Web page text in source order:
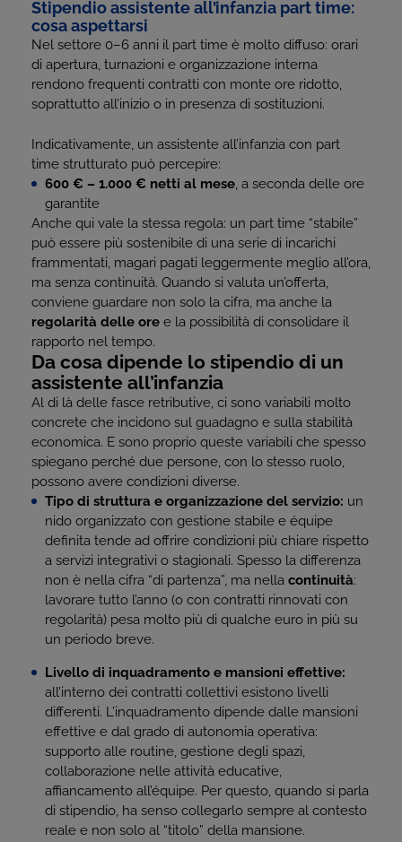
Stipendio assistente all’infanzia part time:
cosa aspettarsi
Nel settore 0–6 anni il part time è molto diffuso: orari
di apertura, turnazioni e organizzazione interna
rendono frequenti contratti con monte ore ridotto,
soprattutto all’inizio o in presenza di sostituzioni.
Indicativamente, un assistente all’infanzia con part
time strutturato può percepire:
600 € – 1.000 € netti al mese, a seconda delle ore
garantite
Anche qui vale la stessa regola: un part time “stabile”
può essere più sostenibile di una serie di incarichi
frammentati, magari pagati leggermente meglio all’ora,
ma senza continuità. Quando si valuta un’offerta,
conviene guardare non solo la cifra, ma anche la
regolarità delle ore e la possibilità di consolidare il
rapporto nel tempo.
Da cosa dipende lo stipendio di un
assistente all’infanzia
Al di là delle fasce retributive, ci sono variabili molto
concrete che incidono sul guadagno e sulla stabilità
economica. E sono proprio queste variabili che spesso
spiegano perché due persone, con lo stesso ruolo,
possono avere condizioni diverse.
Tipo di struttura e organizzazione del servizio: un
nido organizzato con gestione stabile e équipe
definita tende ad offrire condizioni più chiare rispetto
a servizi integrativi o stagionali. Spesso la differenza
non è nella cifra “di partenza”, ma nella continuità:
lavorare tutto l’anno (o con contratti rinnovati con
regolarità) pesa molto più di qualche euro in più su
un periodo breve.
Livello di inquadramento e mansioni effettive:
all’interno dei contratti collettivi esistono livelli
differenti. L’inquadramento dipende dalle mansioni
effettive e dal grado di autonomia operativa:
supporto alle routine, gestione degli spazi,
collaborazione nelle attività educative,
affiancamento all’équipe. Per questo, quando si parla
di stipendio, ha senso collegarlo sempre al contesto
reale e non solo al “titolo” della mansione.